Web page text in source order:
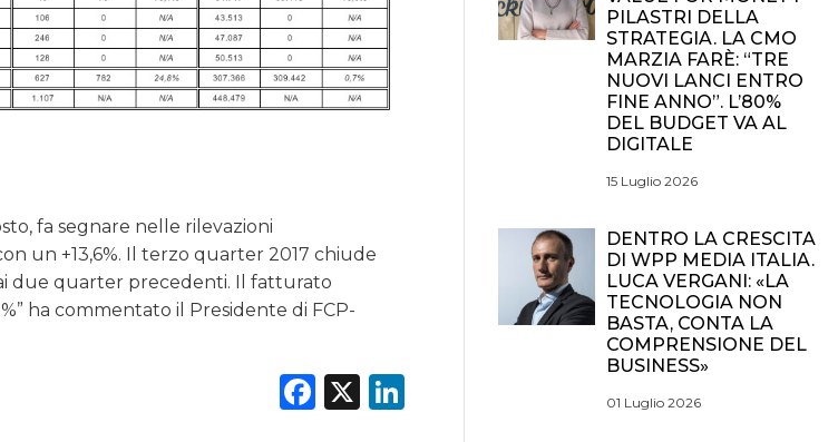
fa segnare nelle rilevazioni
un +13,6%. Il terzo quarter 2017 chiude
due quarter precedenti. Il fatturato
ha commentato il Presidente di FCP-
Facebook
X LinkedIn
PILASTRI DELLA
STRATEGIA. LA CMO
MARZIA FARÈ: “TRE
NUOVI LANCI ENTRO
FINE ANNO”. L’80%
DEL BUDGET VA AL
DIGITALE
15 Luglio 2026
DENTRO LA CRESCITA
DI WPP MEDIA ITALIA.
LUCA VERGANI: «LA
TECNOLOGIA NON
BASTA, CONTA LA
COMPRENSIONE DEL
BUSINESS»
01 Luglio 2026